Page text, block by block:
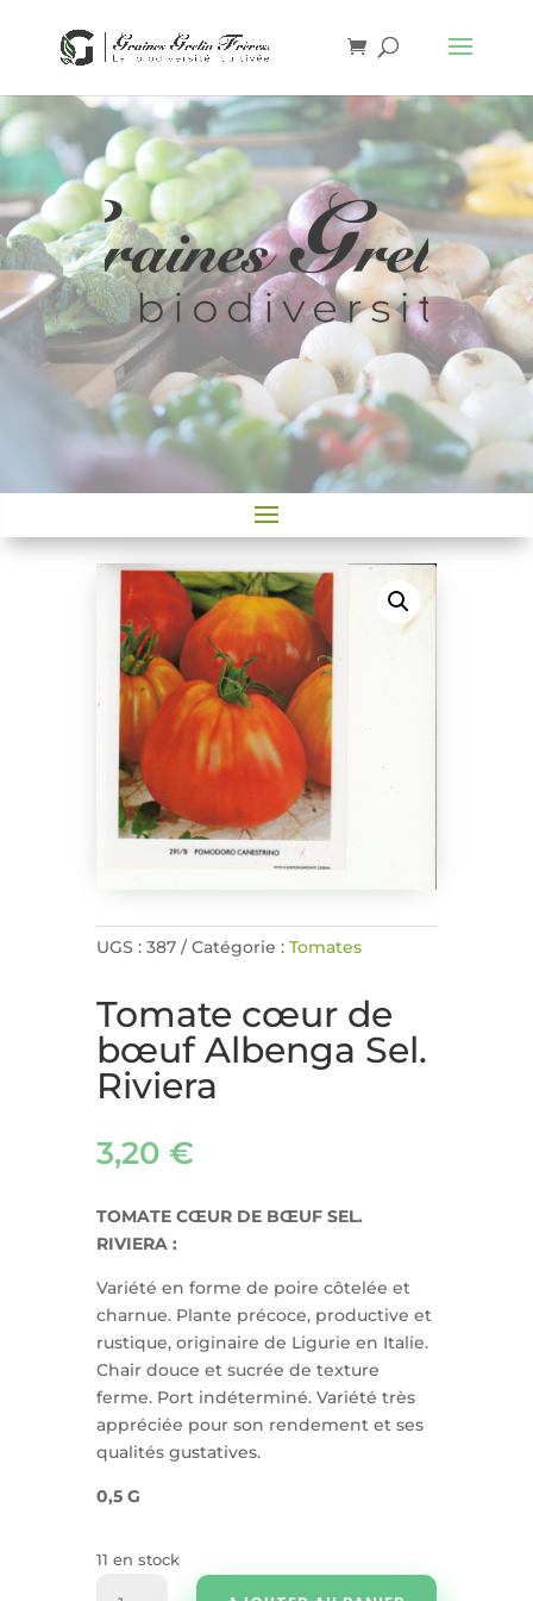
UGS : 387 Catégorie : Tomates
Tomate cœur de
bœuf Albenga Sel.
Riviera
3,20 €
TOMATE CŒUR DE BŒUF SEL.
RIVIERA :
Variété en forme de poire côtelée et
charnue. Plante précoce, productive et
rustique, originaire de Ligurie en Italie.
Chair douce et sucrée de texture
ferme. Port indéterminé. Variété très
appréciée pour son rendement et ses
qualités gustatives.
0,5 G
11 en stock